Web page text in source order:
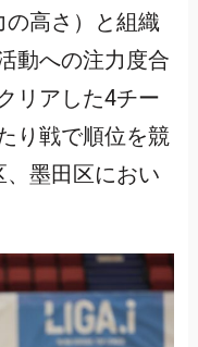
高さ）と組織
動への注力度合
リアした4チー
り戦で順位を競
、墨田区におい